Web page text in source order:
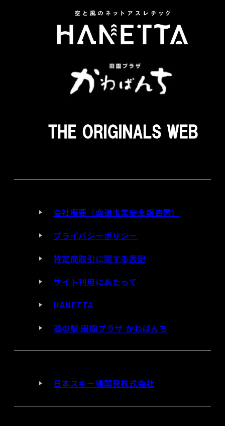
会社概要（索道事業安全報告書）
プライバシーポリシー
特定商取引に関する表記
サイト利用にあたって
HANETTA
道の駅 田園プラザ かわばんち
日本スキー場開発株式会社